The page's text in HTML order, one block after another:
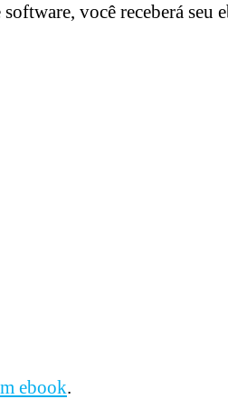
você receberá
ebook